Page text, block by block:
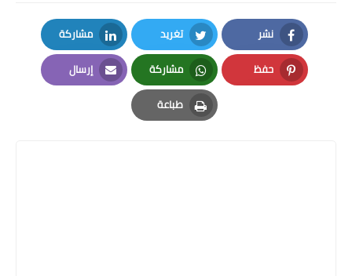
نشر
Facebook
تغريد
Twitter
مشاركة
LinkedIn
حفظ
Pinterest
مشاركة
Whatsapp
إرسال
Email
طباعة
Print